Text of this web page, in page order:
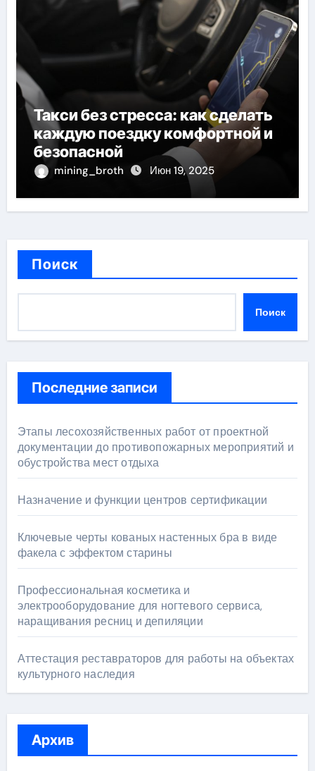
Такси без стресса: как сделать
каждую поездку комфортной и
безопасной
mining_broth Июн 19, 2025
Поиск
Поиск
Последние записи
Этапы лесохозяйственных работ от проектной
документации до противопожарных мероприятий и
обустройства мест отдыха
Назначение и функции центров сертификации
Ключевые черты кованых настенных бра в виде
факела с эффектом старины
Профессиональная косметика и
электрооборудование для ногтевого сервиса,
наращивания ресниц и депиляции
Аттестация реставраторов для работы на объектах
культурного наследия
Архив